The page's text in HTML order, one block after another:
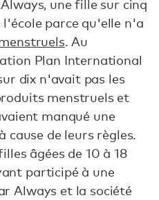
une fille sur cinq
parce qu'elle n'a
. Au
Plan International
dix n'avait pas les
menstruels et
manqué une
cause de leurs règles.
âgées de 10 à 18
participé à une
Always et la société